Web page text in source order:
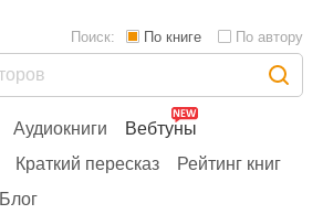
Аудиокниги
Вебтуны
Краткий пересказ
Рейтинг книг
Блог
Поиск: По книге По автору